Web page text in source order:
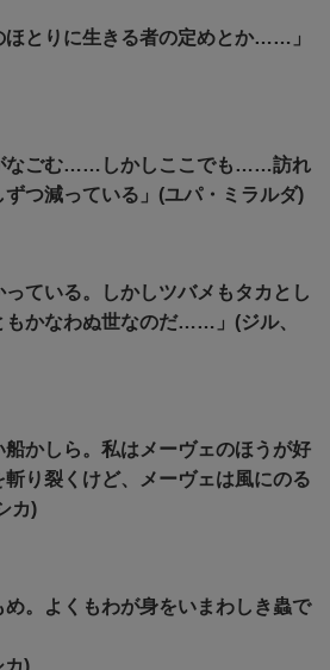
ほとりに生きる者の定めとか……」
なごむ……しかしここでも……訪れ
つ減っている」(ユパ・ミラルダ)
っている。しかしツバメもタカとし
もかなわぬ世なのだ……」(ジル、
船かしら。私はメーヴェのほうが好
り裂くけど、メーヴェは風にのる
カ)
め。よくもわが身をいまわしき蟲で
カ)